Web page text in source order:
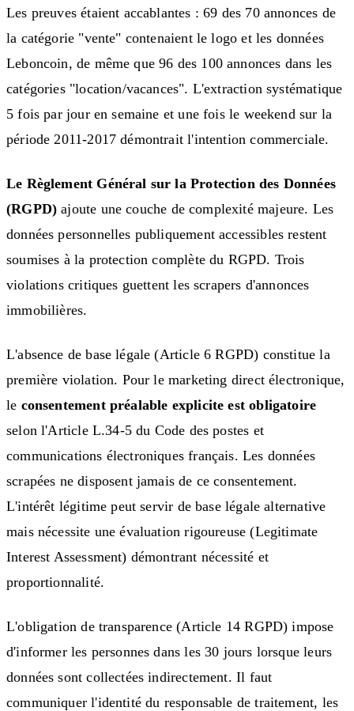
Les preuves étaient accablantes : 69 des 70 annonces de
la catégorie "vente" contenaient le logo et les données
Leboncoin, de même que 96 des 100 annonces dans les
catégories "location/vacances". L'extraction systématique
5 fois par jour en semaine et une fois le weekend sur la
période 2011-2017 démontrait l'intention commerciale.
Le Règlement Général sur la Protection des Données
(RGPD) ajoute une couche de complexité majeure. Les
données personnelles publiquement accessibles restent
soumises à la protection complète du RGPD. Trois
violations critiques guettent les scrapers d'annonces
immobilières.
L'absence de base légale (Article 6 RGPD) constitue la
première violation. Pour le marketing direct électronique,
le consentement préalable explicite est obligatoire
selon l'Article L.34-5 du Code des postes et
communications électroniques français. Les données
scrapées ne disposent jamais de ce consentement.
L'intérêt légitime peut servir de base légale alternative
mais nécessite une évaluation rigoureuse (Legitimate
Interest Assessment) démontrant nécessité et
proportionnalité.
L'obligation de transparence (Article 14 RGPD) impose
d'informer les personnes dans les 30 jours lorsque leurs
données sont collectées indirectement. Il faut
communiquer l'identité du responsable de traitement, les